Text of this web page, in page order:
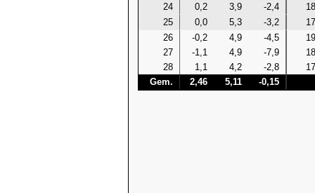
24
0,2 3,9 -2,4
25
0,0 5,3 -3,2
26
-0,2 4,9 -4,5
27
-1,1 4,9 -7,9
28
1,1 4,2 -2,8
Gem.
2,46 5,11 -0,15